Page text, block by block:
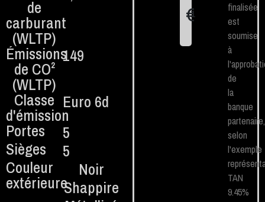
de
carburant
(WLTP)
Émissions
de CO²
(WLTP)
149
Classe
d'émission
Euro 6d
Portes
5
Sièges
5
Couleur
extérieure
Noir
Shappire
€
1
finalisée
est
soumise
à
de
la
banque
partenaire,
selon
l'exemple
TAN
9.45%